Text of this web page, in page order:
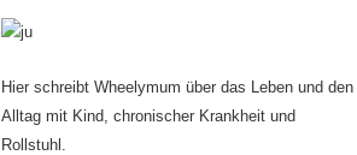
Hier schreibt Wheelymum über das Leben und den
Alltag mit Kind, chronischer Krankheit und
Rollstuhl.